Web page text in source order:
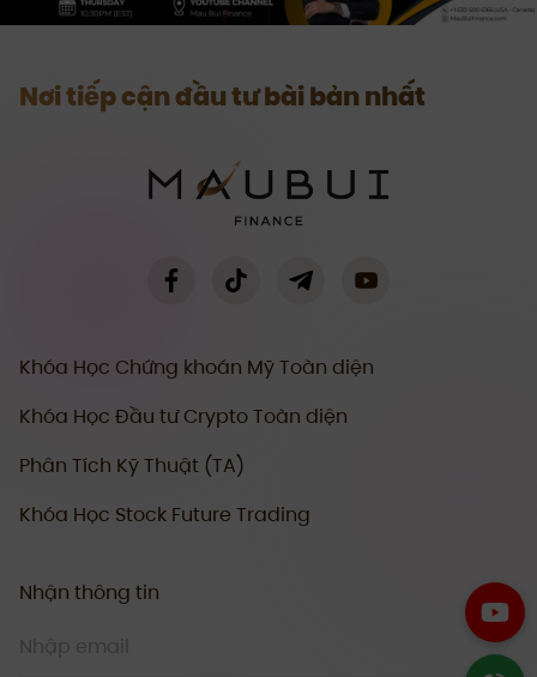
Nơi tiếp cận đầu tư bài bản nhất
Khóa Học Chứng khoán Mỹ Toàn diện
Khóa Học Đầu tư Crypto Toàn diện
Phân Tích Kỹ Thuật (TA)
Khóa Học Stock Future Trading
Nhận thông tin